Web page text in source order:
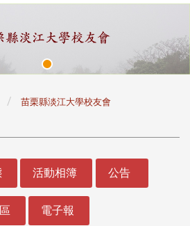
苗栗縣淡江大學校友會
活動相簿 公告
電子報